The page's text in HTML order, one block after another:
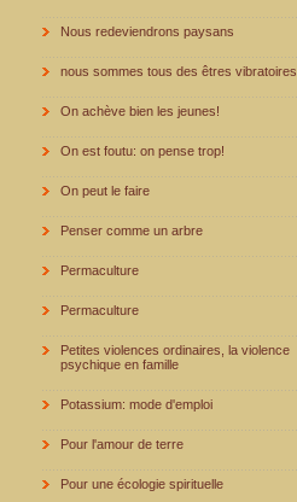
Nous redeviendrons paysans
nous sommes tous des êtres vibratoires
On achève bien les jeunes!
On est foutu: on pense trop!
On peut le faire
Penser comme un arbre
Permaculture
Permaculture
Petites violences ordinaires, la violence
psychique en famille
Potassium: mode d'emploi
Pour l'amour de terre
Pour une écologie spirituelle